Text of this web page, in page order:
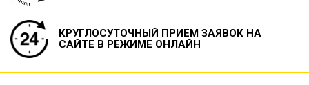
КРУГЛОСУТОЧНЫЙ ПРИЕМ ЗАЯВОК НА
САЙТЕ В РЕЖИМЕ ОНЛАЙН